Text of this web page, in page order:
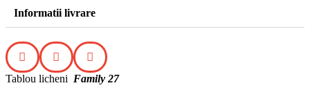
Informatii livrare
Tablou licheni Family 27